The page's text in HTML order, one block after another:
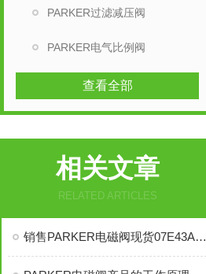
PARKER过滤减压阀
PARKER电气比例阀
查看全部
相关文章
RELATED ARTICLES
销售PARKER电磁阀现货07E43A13AC